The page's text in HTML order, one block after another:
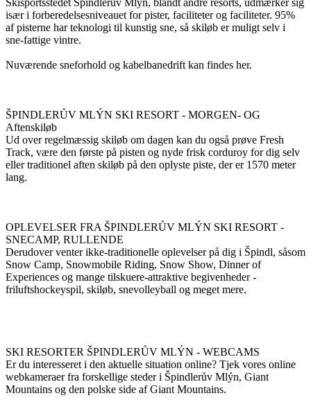
især i forberedelsesniveauet for pister, faciliteter og faciliteter. 95%
af pisterne har teknologi til kunstig sne, så skiløb er muligt selv i
sne-fattige vintre.
Nuværende sneforhold og kabelbanedrift kan findes her.
ŠPINDLERŮV MLÝN SKI RESORT - MORGEN- OG
Aftenskiløb
Ud over regelmæssig skiløb om dagen kan du også prøve Fresh
Track, være den første på pisten og nyde frisk corduroy for dig selv
eller traditionel aften skiløb på den oplyste piste, der er 1570 meter
lang.
OPLEVELSER FRA ŠPINDLERŮV MLÝN SKI RESORT -
SNECAMP, RULLENDE
Derudover venter ikke-traditionelle oplevelser på dig i Špindl, såsom
Snow Camp, Snowmobile Riding, Snow Show, Dinner of
Experiences og mange tilskuere-attraktive begivenheder -
friluftshockeyspil, skiløb, snevolleyball og meget mere.
SKI RESORTER ŠPINDLERŮV MLÝN - WEBCAMS
Er du interesseret i den aktuelle situation online? Tjek vores online
webkameraer fra forskellige steder i Špindlerův Mlýn, Giant
Mountains og den polske side af Giant Mountains.